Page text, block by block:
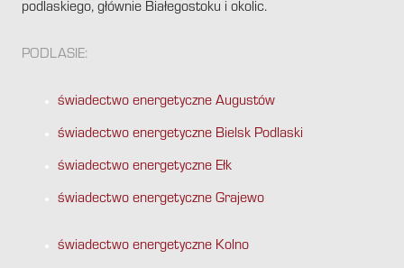
podlaskiego, głównie Białegostoku i okolic.
PODLASIE:
świadectwo energetyczne Augustów
świadectwo energetyczne Bielsk Podlaski
świadectwo energetyczne Ełk
świadectwo energetyczne Grajewo
świadectwo energetyczne Kolno